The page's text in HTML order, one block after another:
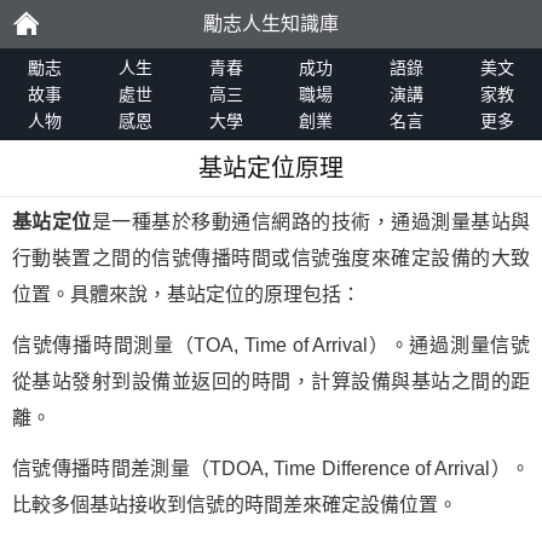
勵
志
勵志人生知識庫
勵志 人生 青春 成功 語錄
美文
故事
處世 高三 職場 演講
家教
人物
感恩 大學 創業 名言 更多
基站定位原理
基站定位是一種基於移動通信網路的技術，通過測量基站與
行動裝置之間的信號傳播時間或信號強度來確定設備的大致
位置。具體來說，基站定位的原理包括：
信號傳播時間測量（TOA, Time of Arrival）。通過測量信號
從基站發射到設備並返回的時間，計算設備與基站之間的距
離。
信號傳播時間差測量（TDOA, Time Difference of Arrival）。
比較多個基站接收到信號的時間差來確定設備位置。